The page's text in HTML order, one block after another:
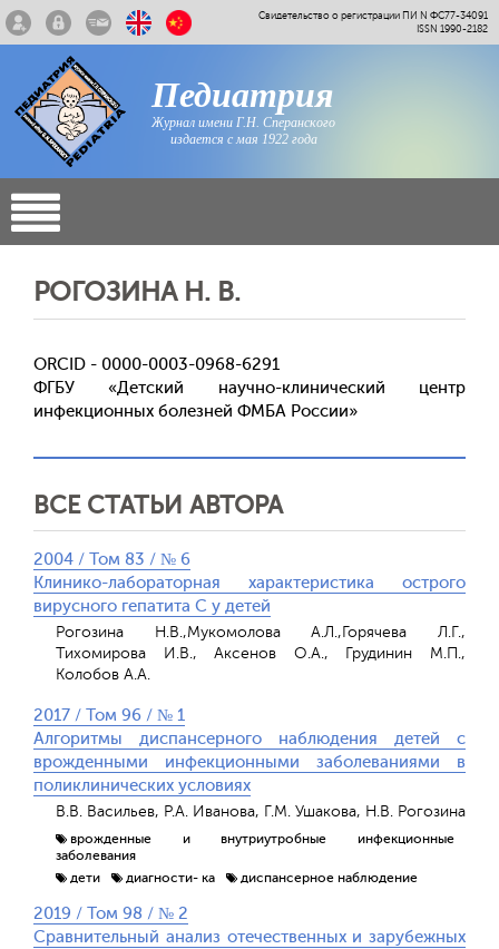
Свидетельство о регистрации ПИ N ФС77-34091
ISSN 1990-2182
Педиатрия
Журнал имени Г.Н. Сперанского
издается с мая 1922 года
РОГОЗИНА Н. В.
ORCID - 0000-0003-0968-6291
ФГБУ «Детский научно-клинический центр
инфекционных болезней ФМБА России»
ВСЕ СТАТЬИ АВТОРА
2004 / Том 83 / № 6
Клинико-лабораторная характеристика острого
вирусного гепатита С у детей
Рогозина Н.В.,Мукомолова А.Л.,Горячева Л.Г.,
Тихомирова И.В., Аксенов О.А., Грудинин М.П.,
Колобов А.А.
2017 / Том 96 / № 1
Алгоритмы диспансерного наблюдения детей с
врожденными инфекционными заболеваниями в
поликлинических условиях
В.В. Васильев, Р.А. Иванова, Г.М. Ушакова, Н.В. Рогозина
врожденные и внутриутробные инфекционные
заболевания
дети
диагности- ка диспансерное наблюдение
2019 / Том 98 / № 2
Сравнительный анализ отечественных и зарубежных